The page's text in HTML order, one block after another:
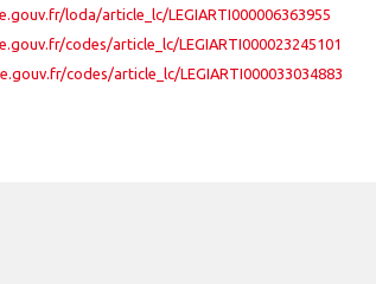
loda/article_lc/LEGIARTI000006363955
codes/article_lc/LEGIARTI000023245101
codes/article_lc/LEGIARTI000033034883